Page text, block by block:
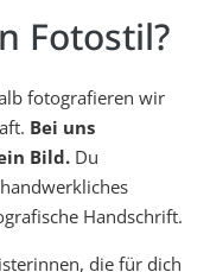
Fotostil?
fotografieren wir
Bei uns
Bild.Du
Handschrift.
die für dich